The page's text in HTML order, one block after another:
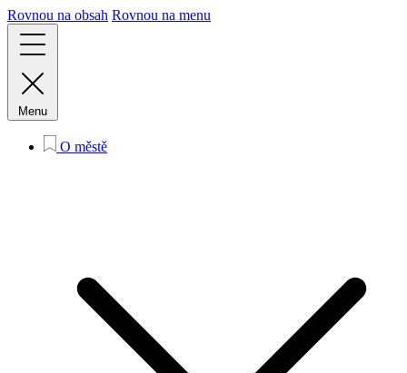
Rovnou na obsah Rovnou na menu
Menu
O městě